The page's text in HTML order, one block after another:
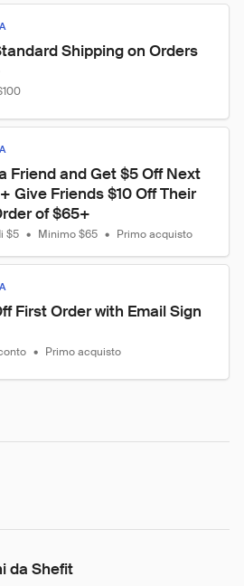
Shipping on Orders
Friend and Get $5 Off Next
Give Friends $10 Off Their
of $65+
$5 • Minimo $65 • Primo acquisto
First Order with Email Sign
• Primo acquisto
da Shefit